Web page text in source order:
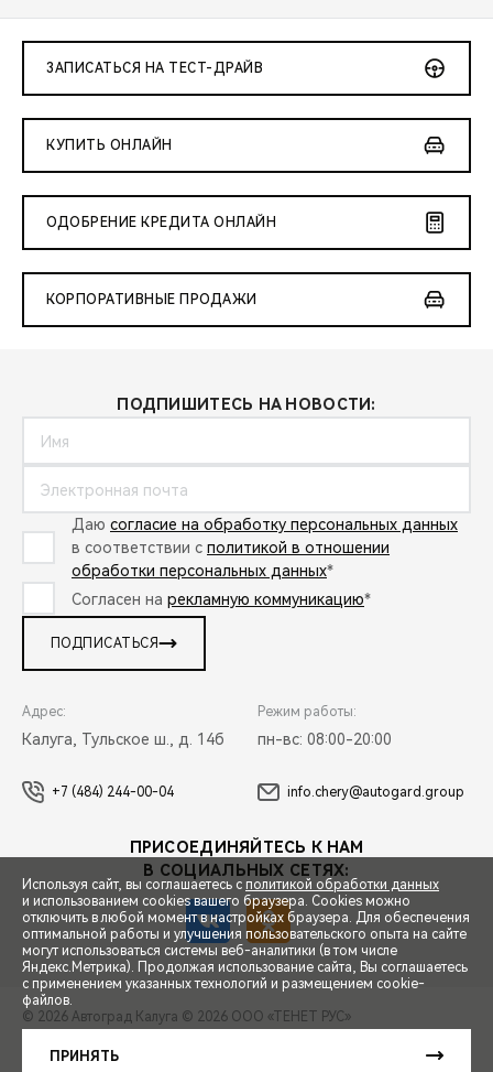
СПЕЦПРЕДЛОЖЕНИЯ
ЗАПИСЬ НА ТЕСТ-ДРАЙВ
ЗАПИСАТЬСЯ НА ТЕСТ-ДРАЙВ
КУПИТЬ ОНЛАЙН
ОДОБРЕНИЕ КРЕДИТА ОНЛАЙН
КОРПОРАТИВНЫЕ ПРОДАЖИ
ПОДПИШИТЕСЬ НА НОВОСТИ:
Даю согласие на обработку персональных данных
в соответствии с политикой в отношении
обработки персональных данных*
Согласен на рекламную коммуникацию*
ПОДПИСАТЬСЯ
Адрес:
Калуга, Тульское ш., д. 14б
Режим работы:
пн-вс: 08:00-20:00
+7 (484) 244-00-04 info.chery@autogard.group
ПРИСОЕДИНЯЙТЕСЬ К НАМ
В СОЦИАЛЬНЫХ СЕТЯХ:
© 2026 Автоград Калуга © 2026 ООО «ТЕНЕТ РУС»
Сделано в ПЕРКС
Используя сайт, вы соглашаетесь с политикой обработки данных
и использованием cookies вашего браузера. Cookies можно
отключить в любой момент в настройках браузера. Для обеспечения
оптимальной работы и улучшения пользовательского опыта на сайте
могут использоваться системы веб-аналитики (в том числе
Яндекс.Метрика). Продолжая использование сайта, Вы соглашаетесь
с применением указанных технологий и размещением cookie-
файлов.
ПРИНЯТЬ